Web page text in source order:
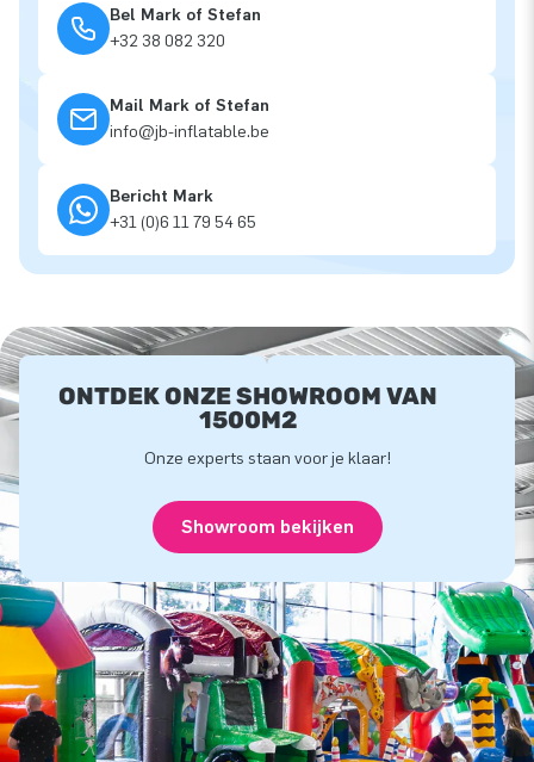
Bel Mark of Stefan
+32 38 082 320
Mail Mark of Stefan
info@jb-inflatable.be
Bericht Mark
+31 (0)6 11 79 54 65
ONTDEK ONZE SHOWROOM VAN
1500M2
Onze experts staan voor je klaar!
Showroom bekijken